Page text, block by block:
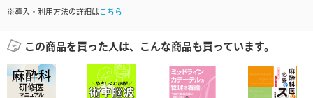
※導入・利用方法の詳細はこちら
この商品を買った人は、こんな商品も買っています。